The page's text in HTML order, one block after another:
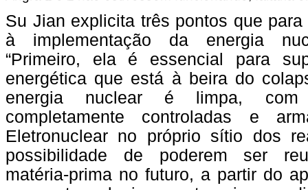
Su Jian explicita três pontos que
à implementação da energia
“Primeiro, ela é essencial para
energética que está à beira do
energia nuclear é limpa, com
completamente controladas e
Eletronuclear no próprio sítio dos
possibilidade de poderem ser
matéria-prima no futuro, a partir do